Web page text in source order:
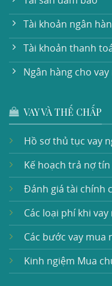
Tài khoản ngân
Tài khoản thanh
Ngân hàng cho
VAY VÀ THẾ CHẤP
Hồ sơ thủ tục vay
Kế hoạch trả nợ
Đánh giá tài chính
Các loại phí khi
Các bước vay mua
Kinh ngiệm Mua